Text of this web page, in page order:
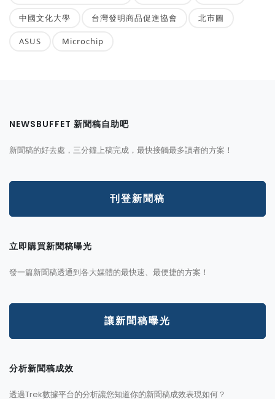
中國文化大學 台灣發明商品促進協會 北市圖
ASUS Microchip
NEWSBUFFET 新聞稿自助吧
新聞稿的好去處，三分鐘上稿完成，最快接觸最多讀者的方案！
刊登新聞稿
立即購買新聞稿曝光
發一篇新聞稿透通到各大媒體的最快速、最便捷的方案！
讓新聞稿曝光
分析新聞稿成效
透過Trek數據平台的分析讓您知道你的新聞稿成效表現如何？